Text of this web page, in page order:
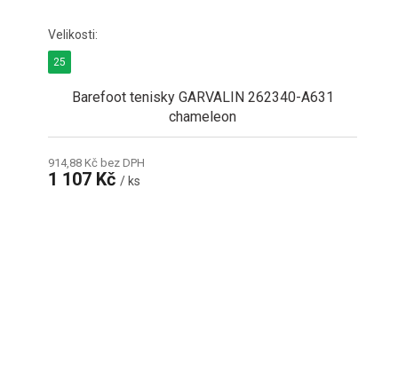
Barefoot tenisky GARVALIN 262340-A631
chameleon
914,88 Kč bez DPH
1 107 Kč/ ks
25